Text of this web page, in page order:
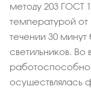
методу 203 ГОСТ
температурой от
течении 30
светильников.
осуществлялась